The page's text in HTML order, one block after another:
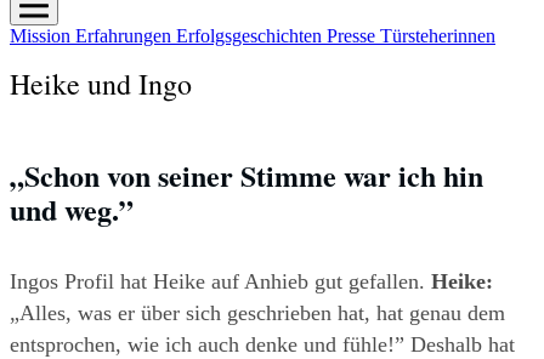
Mission Erfahrungen Erfolgsgeschichten Presse Türsteherinnen
Heike und Ingo
„Schon von seiner Stimme war ich hin
und weg.”
Ingos Profil hat Heike auf Anhieb gut gefallen. Heike:
„Alles, was er über sich geschrieben hat, hat genau dem
entsprochen, wie ich auch denke und fühle!” Deshalb hat